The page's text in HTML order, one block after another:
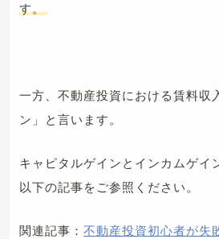
す。
一方、不動産投資における賃料収
ン」と言います。
キャピタルゲインとインカムゲイ
以下の記事をご参照ください。
関連記事： 不動産投資初心者が失